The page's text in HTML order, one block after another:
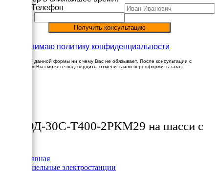
Телефон
Принимаю политику конфиденциальности
Заполнение данной формы ни к чему Вас не обязывает. После консультации с
менеджером Вы сможете подтвердить, отменить или переоформить заказ.
МД ЭД-30С-Т400-2РКМ29 на шасси с
Главная
Дизельные электростанции